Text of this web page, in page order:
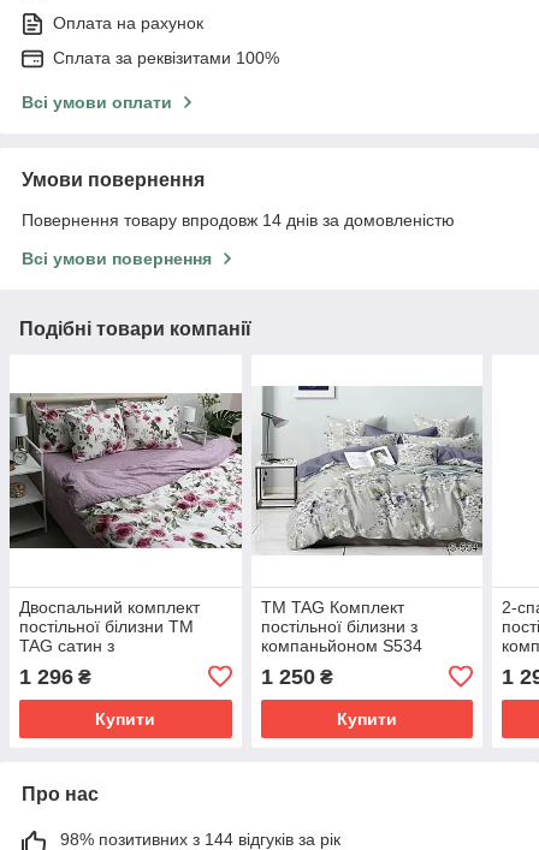
Оплата на рахунок
Сплата за реквізитами 100%
Всі умови оплати
Умови повернення
Повернення товару впродовж 14 днів за домовленістю
Всі умови повернення
Подібні товари компанії
Двоспальний комплект
постільної білизни ТМ
TAG сатин з
троянди
1 296 ₴
Купити
ТМ TAG Комплект
постільної білизни з
компаньйоном S534
1 250₴
Купити
2-
1
Про нас
98% позитивних з 144 відгуків за рік